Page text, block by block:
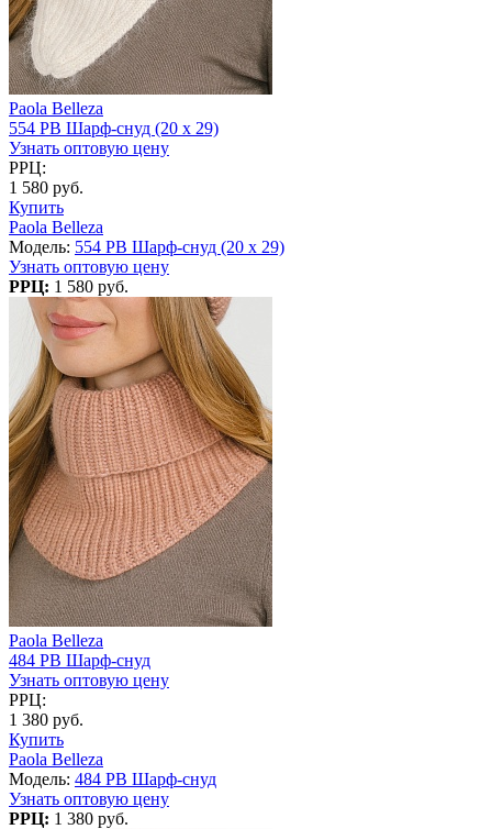
Paola Belleza
554 PB Шарф-снуд (20 x 29)
Узнать оптовую цену
РРЦ:
1 580 руб.
Купить
Paola Belleza
Модель: 554 PB Шарф-снуд (20 x 29)
Узнать оптовую цену
РРЦ: 1 580 руб.
Paola Belleza
484 PB Шарф-снуд
Узнать оптовую цену
РРЦ:
1 380 руб.
Купить
Paola Belleza
Модель: 484 PB Шарф-снуд
Узнать оптовую цену
РРЦ: 1 380 руб.